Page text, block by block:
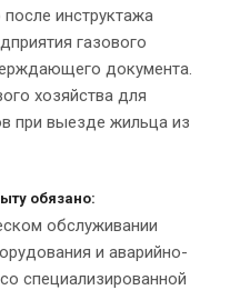
инструктажа
газового
документа.
хозяйства для
при выезде жильца из
обязано:
обслуживании
и аварийно-
специализированной